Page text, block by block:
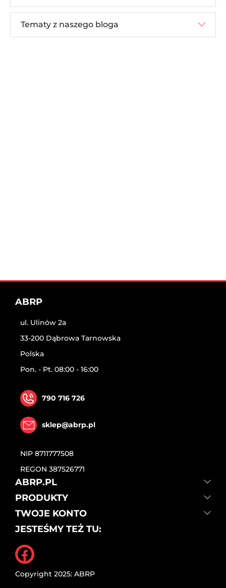
Tematy z naszego bloga
ABRP
ul. Ulinów 2a
33-200 Dąbrowa Tarnowska
Polska
Pon. - Pt. 08:00 - 16:00
790 716 726
sklep@abrp.pl
NIP 8711777508
REGON 387526771
ABRP.PL
PRODUKTY
TWOJE KONTO
JESTEŚMY TEŻ TU:
Copyright 2025: ABRP